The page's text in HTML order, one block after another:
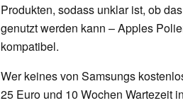
Produkten, sodass unklar ist, ob
genutzt werden kann – Apples
kompatibel.
Wer keines von Samsungs
25 Euro und 10 Wochen Wartezeit